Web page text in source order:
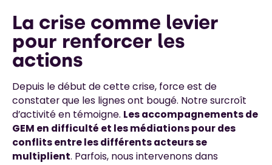
La crise comme levier
pour renforcer les
actions
Depuis le début de cette crise, force est de
constater que les lignes ont bougé. Notre surcroît
d’activité en témoigne. Les accompagnements de
GEM en difficulté et les médiations pour des
conflits entre les différents acteurs se
multiplient. Parfois, nous intervenons dans